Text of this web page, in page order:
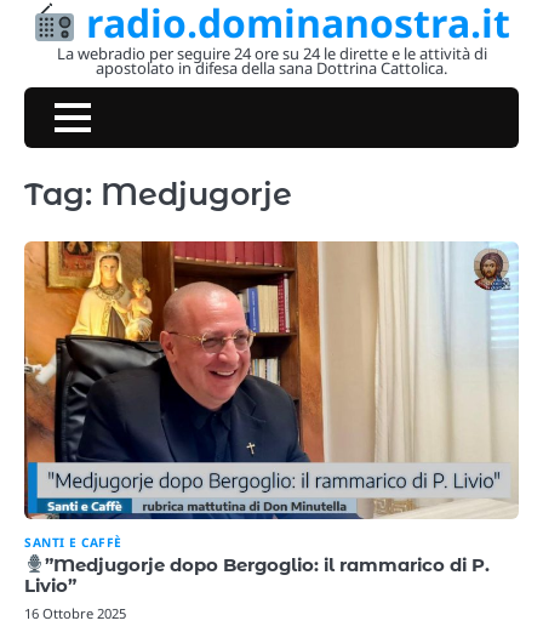
Skip
radio.dominanostra.it
La webradio per seguire 24 ore su 24 le dirette e le attività di
apostolato in difesa della sana Dottrina Cattolica.
Tag: Medjugorje
SANTI E CAFFÈ
”Medjugorje dopo Bergoglio: il rammarico di P.
Livio”
16 Ottobre 2025